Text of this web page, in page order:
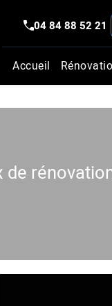
04 84 88 52 21
Accueil